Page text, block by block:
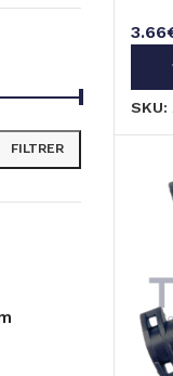
FILTRER
3.66
SKU: